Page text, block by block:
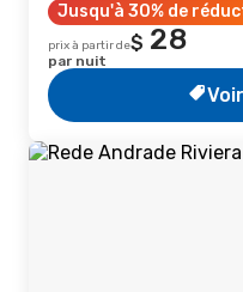
Jusqu'à 30% de
prix à partir de$ 28
par nuit